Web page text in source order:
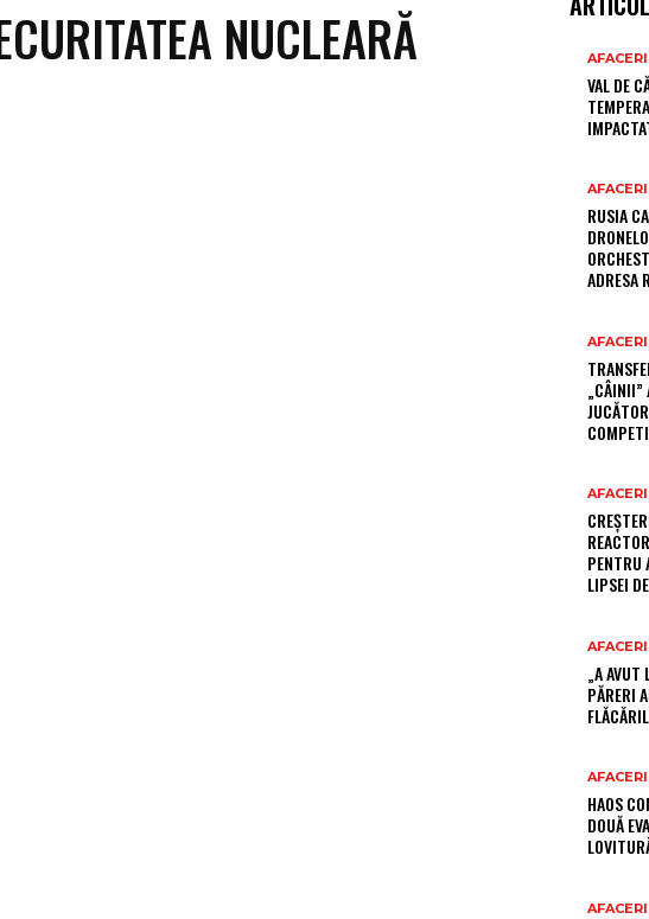
NUCLEARĂ AFACERI
VAL DE
AFACERI
RUSIA
ADRESA
AFACERI
AFACERI
PENTRU
LIPSEI
AFACERI
„A
PĂRERI
AFACERI
HAOS
DOUĂ
AFACERI